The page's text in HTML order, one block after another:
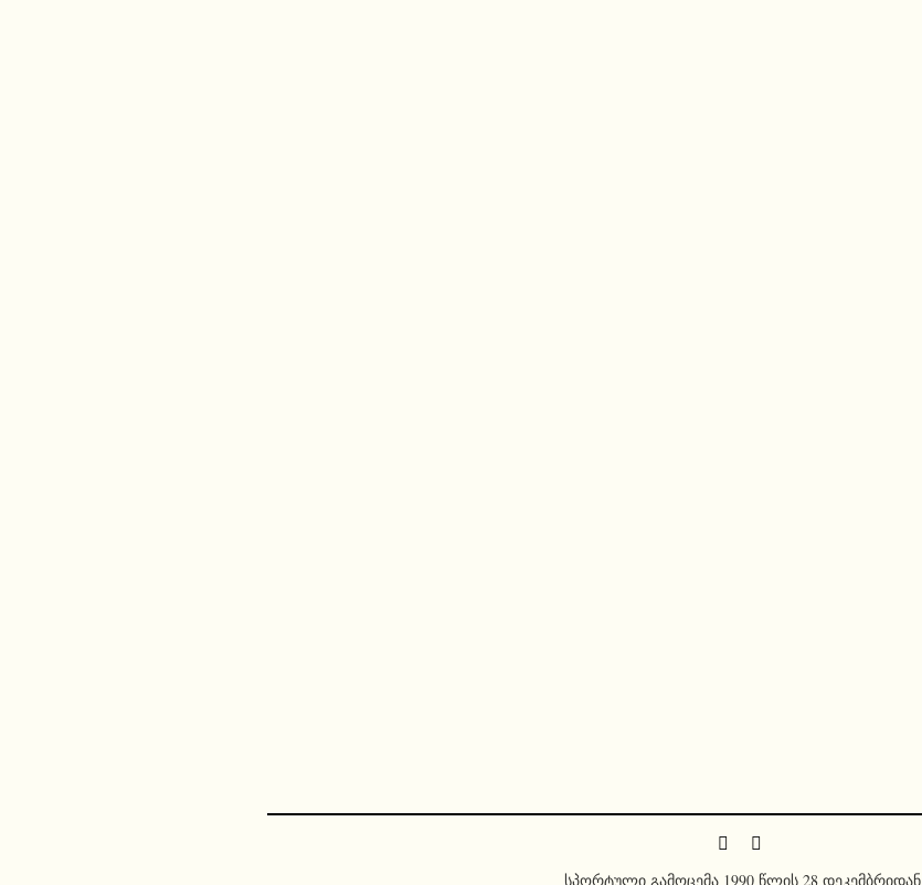
სპორტული გამოცემა 1990 წლის 28 დეკემბრიდან